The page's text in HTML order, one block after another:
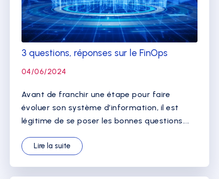
3 questions, réponses sur le FinOps
04/06/2024
Avant de franchir une étape pour faire
évoluer son système d’information, il est
légitime de se poser les bonnes questions....
Lire la suite